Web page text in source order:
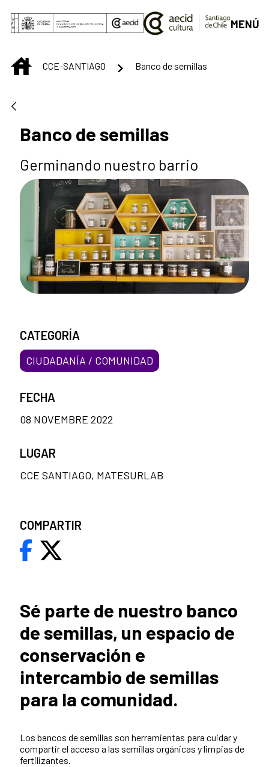
Saut au contenu principal
MENÚ
INICIOCCE-SANTIAGO Banco de semillas
Banco de semillas
Germinando nuestro barrio
Sé parte de nuestro banco
de semillas, un espacio de
conservación e
intercambio de semillas
para la comunidad.
Los bancos de semillas son herramientas para cuidar y
compartir el acceso a las semillas orgánicas y limpias de
fertilizantes.
CATEGORÍA
CIUDADANÍA / COMUNIDAD
FECHA
08 NOVEMBRE 2022
LUGAR
CCE SANTIAGO, MATESURLAB
COMPARTIR